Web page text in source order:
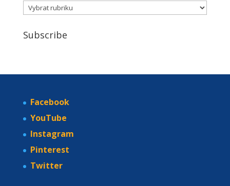
Rubriky
Subscribe
Facebook
YouTube
Instagram
Pinterest
Twitter